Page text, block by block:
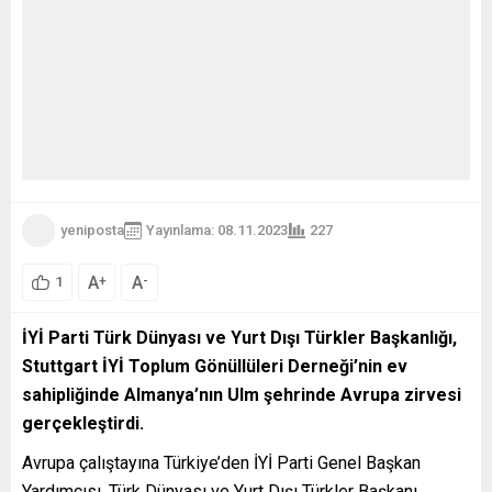
yeniposta Yayınlama: 08.11.2023 227
1 A+ A-
İYİ Parti Türk Dünyası ve Yurt Dışı Türkler Başkanlığı,
Stuttgart İYİ Toplum Gönüllüleri Derneği’nin ev
sahipliğinde Almanya’nın Ulm şehrinde Avrupa zirvesi
gerçekleştirdi.
Avrupa çalıştayına Türkiye’den İYİ Parti Genel Başkan